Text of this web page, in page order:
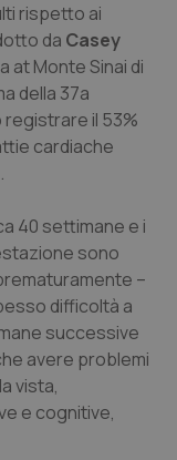
rispetto ai
da Casey
at Monte Sinai di
della 37a
il 53%
cardiache
40 settimane e i
sono
–
difficoltà a
successive
avere problemi
vista,
e cognitive,